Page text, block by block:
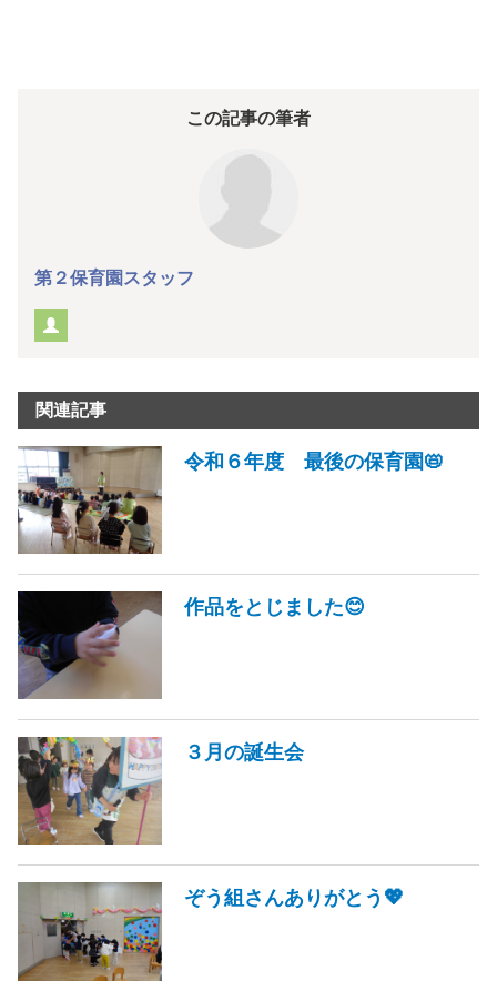
この記事の筆者
第２保育園スタッフ
関連記事
令和６年度 最後の保育園📛
作品をとじました😊
３月の誕生会
ぞう組さんありがとう💖